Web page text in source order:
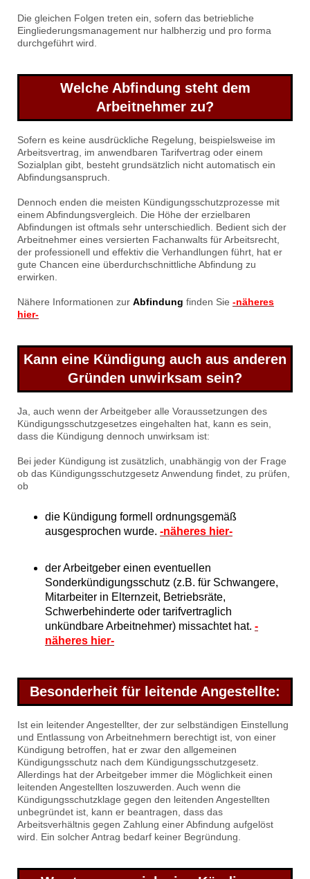
Die gleichen Folgen treten ein, sofern das betriebliche
Eingliederungsmanagement nur halbherzig und pro forma
durchgeführt wird.
Welche Abfindung steht dem
Arbeitnehmer zu?
Sofern es keine ausdrückliche Regelung, beispielsweise im
Arbeitsvertrag, im anwendbaren Tarifvertrag oder einem
Sozialplan gibt, besteht grundsätzlich nicht automatisch ein
Abfindungsanspruch.
Dennoch enden die meisten Kündigungsschutzprozesse mit
einem Abfindungsvergleich. Die Höhe der erzielbaren
Abfindungen ist oftmals sehr unterschiedlich. Bedient sich der
Arbeitnehmer eines versierten Fachanwalts für Arbeitsrecht,
der professionell und effektiv die Verhandlungen führt, hat er
gute Chancen eine überdurchschnittliche Abfindung zu
erwirken.
Nähere Informationen zur Abfindung finden Sie -näheres
hier-
Kann eine Kündigung auch aus anderen
Gründen unwirksam sein?
Ja, auch wenn der Arbeitgeber alle Voraussetzungen des
Kündigungsschutzgesetzes eingehalten hat, kann es sein,
dass die Kündigung dennoch unwirksam ist:
Bei jeder Kündigung ist zusätzlich, unabhängig von der Frage
ob das Kündigungsschutzgesetz Anwendung findet, zu prüfen,
ob
die Kündigung formell ordnungsgemäß
ausgesprochen wurde. -näheres hier-
der Arbeitgeber einen eventuellen
Sonderkündigungsschutz (z.B. für Schwangere,
Mitarbeiter in Elternzeit, Betriebsräte,
Schwerbehinderte oder tarifvertraglich
unkündbare Arbeitnehmer) missachtet hat. -
näheres hier-
Besonderheit für leitende Angestellte:
Ist ein leitender Angestellter, der zur selbständigen Einstellung
und Entlassung von Arbeitnehmern berechtigt ist, von einer
Kündigung betroffen, hat er zwar den allgemeinen
Kündigungsschutz nach dem Kündigungsschutzgesetz.
Allerdings hat der Arbeitgeber immer die Möglichkeit einen
leitenden Angestellten loszuwerden. Auch wenn die
Kündigungsschutzklage gegen den leitenden Angestellten
unbegründet ist, kann er beantragen, dass das
Arbeitsverhältnis gegen Zahlung einer Abfindung aufgelöst
wird. Ein solcher Antrag bedarf keiner Begründung.